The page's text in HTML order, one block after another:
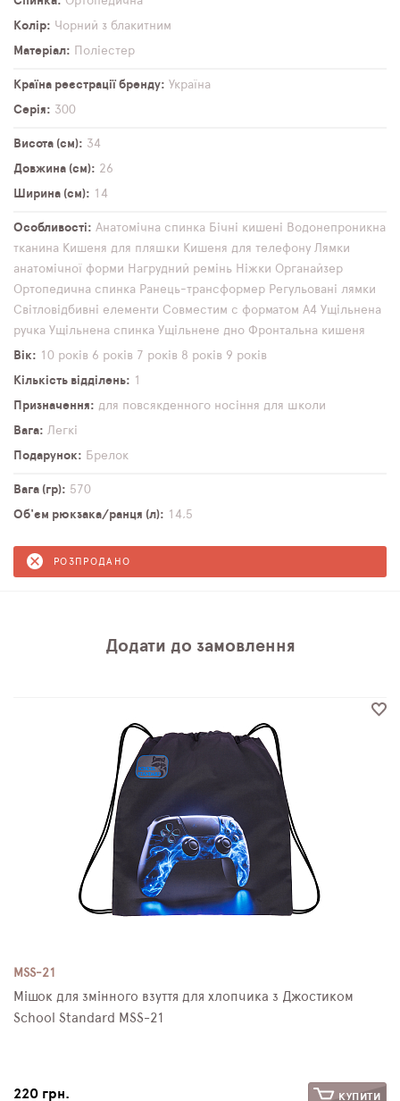
Колір
Чорний з блакитним
Матеріал
Поліестер
Країна реєстрації бренду
Україна
Серія
300
Висота (см)
34
Довжина (см)
26
Ширина (см)
14
Особливості Анатомічна спинка Бічні кишені Водонепроникна
тканина Кишеня для пляшки Кишеня для телефону Лямки
анатомічної форми Нагрудний ремінь Ніжки Органайзер
Ортопедична спинка Ранець-трансформер Регульовані лямки
Світловідбивні елементи Совместим с форматом А4 Ущільнена
ручка Ущільнена спинка Ущільнене дно Фронтальна кишеня
Вік
10 років 6 років 7 років 8 років 9 років
Кількість відділень
1
Призначення
для повсякденного носіння для школи
Вага
Легкі
Подарунок
Брелок
Вага (гр)
570
Об'єм рюкзака/ранця (л)
14,5
РОЗПРОДАНО
Додати до замовлення
MSS-21
Мішок для змінного взуття для хлопчика з Джостиком
School Standard MSS-21
220 грн. КУПИТИ